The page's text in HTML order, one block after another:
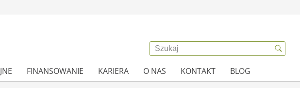
FINANSOWANIE KARIERA O NAS KONTAKT BLOG